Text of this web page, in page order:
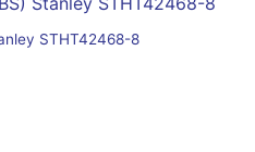
STHT42468-8